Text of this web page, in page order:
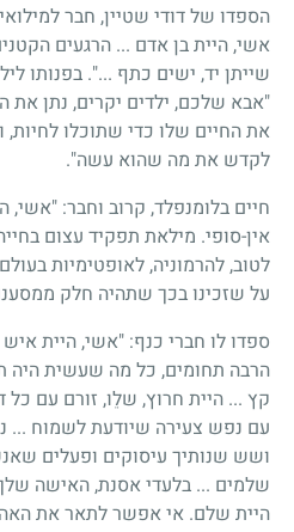
הספדו של דודי שטיין, חבר
אשי, היית בן אדם ... הרגעים
שייתן יד, ישים כתף ...". בפנותו
"אבא שלכם, ילדים יקרים, נתן את
את החיים שלו כדי שתוכלו לחיות,
לקדש את מה שהוא עשה".
חיים בלומנפלד, קרוב וחבר:
אין-סופי. מילאת תפקיד עצום
לטוב, להרמוניה, לאופטימיות
על שזכינו בכך שתהיה חלק
ספדו לו חברי כנף: "אשי, היית
הרבה תחומים, כל מה שעשית היה
קץ ... היית חרוץ, שלֵו, זורם עם
עם נפש צעירה שיודעת לשמוח
ושש שנותיך עיסוקים ופעלים
שלמים ... בלעדי אסנת, האישה
היית שלם. אי אפשר לתאר את